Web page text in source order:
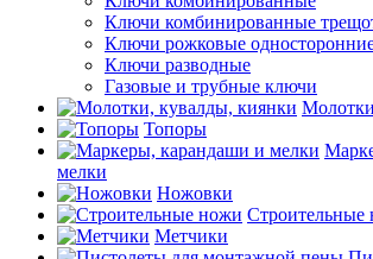
Ключи комбинированные
Ключи рожковые
Ключи разводные
Газовые и трубные ключи
Топоры
мелки
Ножовки
Строительные
Метчики